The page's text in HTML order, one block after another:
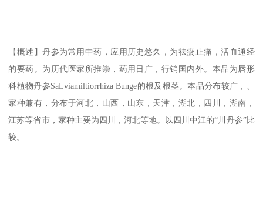
【概述】丹参为常用中药，应用历史悠久，为祛瘀止痛，活血通经
的要药。为历代医家所推崇，药用日广，行销国内外。本品为唇形
科植物丹参SaLviamiltiorrhiza Bunge的根及根茎。本品分布较广，、
家种兼有，分布于河北，山西，山东，天津，湖北，四川，湖南，
江苏等省市，家种主要为四川，河北等地。以四川中江的“川丹参”比
较。